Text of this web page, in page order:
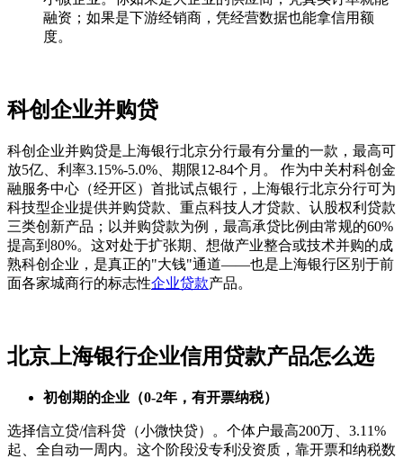
融资；如果是下游经销商，凭经营数据也能拿信用额
度。
科创企业并购贷
科创企业并购贷是上海银行北京分行最有分量的一款，最高可
放5亿、利率3.15%-5.0%、期限12-84个月。 作为中关村科创金
融服务中心（经开区）首批试点银行，上海银行北京分行可为
科技型企业提供并购贷款、重点科技人才贷款、认股权利贷款
三类创新产品；以并购贷款为例，最高承贷比例由常规的60%
提高到80%。这对处于扩张期、想做产业整合或技术并购的成
熟科创企业，是真正的"大钱"通道——也是上海银行区别于前
面各家城商行的标志性企业贷款产品。
北京上海银行企业信用贷款产品怎么选
初创期的企业（0-2年，有开票纳税）
选择信立贷/信科贷（小微快贷）。个体户最高200万、3.11%
起、全自动一周内。这个阶段没专利没资质，靠开票和纳税数